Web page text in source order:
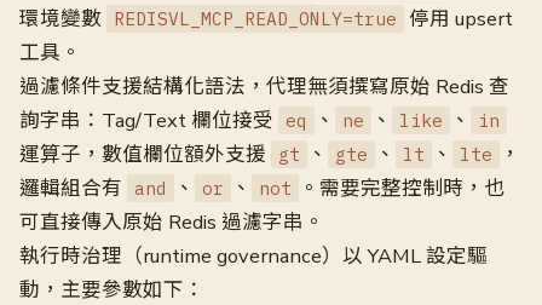
環境變數 REDISVL_MCP_READ_ONLY=true
停用 upsert
工具。
過濾條件支援結構化語法，代理無須撰寫原始 Redis 查
詢字串：Tag/Text 欄位接受 eq 、 ne 、 like 、 in
運算子，數值欄位額外支援 gt 、 gte 、 lt 、 lte
，
邏輯組合有 and 、 or 、 not
。需要完整控制時，也
可直接傳入原始 Redis 過濾字串。
執行時治理（runtime governance）以 YAML 設定驅
動，主要參數如下：